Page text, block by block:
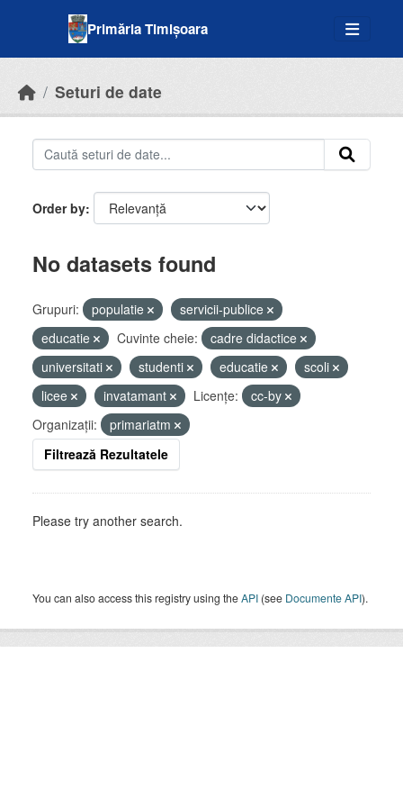
Primăria Timișoara
Seturi de date
Order by
No datasets found
Grupuri: populatie
servicii-publice
educatie
Cuvinte cheie:
cadre didactice
universitati
studenti educatie
scoli
licee
invatamant Licenţe:
cc-by
Organizații:
primariatm
Filtrează Rezultatele
Please try another search.
You can also access this registry using theAPI (see Documente API).